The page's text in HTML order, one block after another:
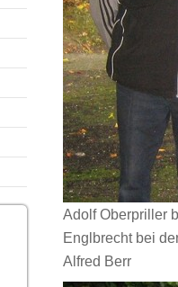
Adolf Oberpriller
Englbrecht bei
Alfred Berr